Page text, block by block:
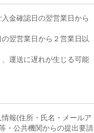
金確認日の翌営業日から
翌営業日から２営業日以
運送に遅れが生じる可能
報(住所・氏名・メールア
・公共機関からの提出要請